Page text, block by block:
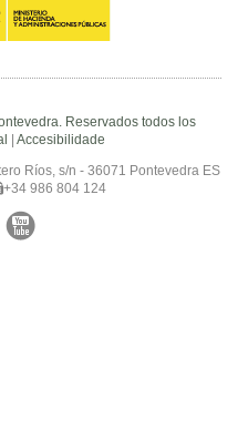
Reservados todos los
| Accesibilidade
Ríos, s/n - 36071 Pontevedra ES
+34 986 804 124
TwitterYouTube